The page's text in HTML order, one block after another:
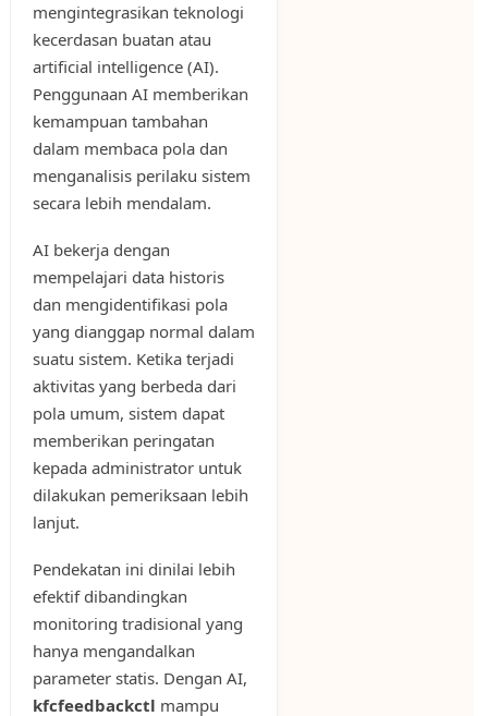
mengintegrasikan teknologi
kecerdasan buatan atau
artificial intelligence (AI).
Penggunaan AI memberikan
kemampuan tambahan
dalam membaca pola dan
menganalisis perilaku sistem
secara lebih mendalam.
AI bekerja dengan
mempelajari data historis
dan mengidentifikasi pola
yang dianggap normal dalam
suatu sistem. Ketika terjadi
aktivitas yang berbeda dari
pola umum, sistem dapat
memberikan peringatan
kepada administrator untuk
dilakukan pemeriksaan lebih
lanjut.
Pendekatan ini dinilai lebih
efektif dibandingkan
monitoring tradisional yang
hanya mengandalkan
parameter statis. Dengan AI,
kfcfeedbackctl mampu